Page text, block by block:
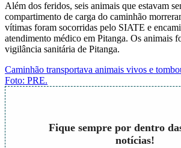
Além dos feridos, seis animais que estavam
compartimento de carga do caminhão
vítimas foram socorridas pelo SIATE e
atendimento médico em Pitanga. Os animais
vigilância sanitária de Pitanga.
Caminhão transportava animais vivos e
Foto: PRE.
Fique sempre por dentro
notícias!